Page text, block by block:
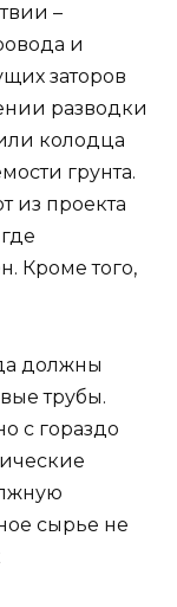
–
и
заторов
разводки
колодца
грунта.
из проекта
Кроме того,
должны
трубы.
с гораздо
сырье не